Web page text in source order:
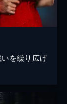
を繰り広げ